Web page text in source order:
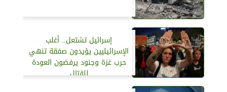
إسرائيل تشتعل.. أغلب
الإسرائيليين يؤيدون صفقة تنهي
حرب غزة وجنود يرفضون العودة
للقتال